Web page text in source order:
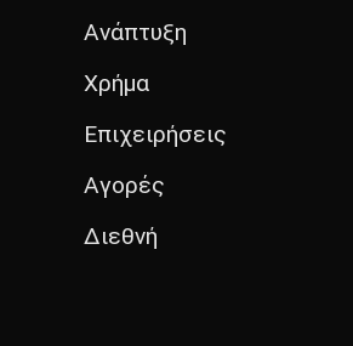
Ανάπτυξη
Χρήμα
Επιχειρήσεις
Αγορές
Διεθνή